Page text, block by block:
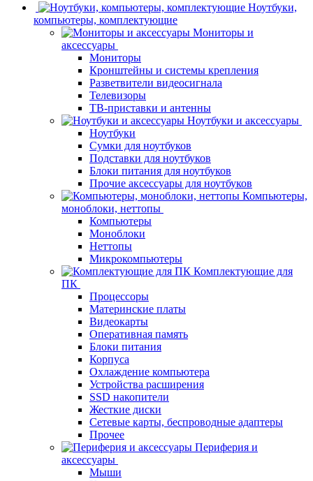
Ноутбуки,
компьютеры, комплектующие
Мониторы и
аксессуары
Мониторы
Кронштейны и системы крепления
Разветвители видеосигнала
Телевизоры
ТВ-приставки и антенны
Ноутбуки и аксессуары
Ноутбуки
Сумки для ноутбуков
Подставки для ноутбуков
Блоки питания для ноутбуков
Прочие аксессуары для ноутбуков
Компьютеры,
моноблоки, неттопы
Компьютеры
Моноблоки
Неттопы
Микрокомпьютеры
Комплектующие для
ПК
Процессоры
Материнские платы
Видеокарты
Оперативная память
Блоки питания
Корпуса
Охлаждение компьютера
Устройства расширения
SSD накопители
Жесткие диски
Сетевые карты, беспроводные адаптеры
Прочее
Периферия и
аксессуары
Мыши